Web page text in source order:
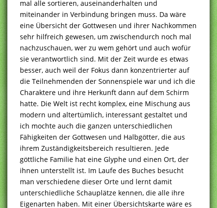
mal alle sortieren, auseinanderhalten und
miteinander in Verbindung bringen muss. Da wäre
eine Übersicht der Gottwesen und ihrer Nachkommen
sehr hilfreich gewesen, um zwischendurch noch mal
nachzuschauen, wer zu wem gehört und auch wofür
sie verantwortlich sind. Mit der Zeit wurde es etwas
besser, auch weil der Fokus dann konzentrierter auf
die Teilnehmenden der Sonnenspiele war und ich die
Charaktere und ihre Herkunft dann auf dem Schirm
hatte. Die Welt ist recht komplex, eine Mischung aus
modern und altertümlich, interessant gestaltet und
ich mochte auch die ganzen unterschiedlichen
Fähigkeiten der Gottwesen und Halbgötter, die aus
ihrem Zuständigkeitsbereich resultieren. Jede
göttliche Familie hat eine Glyphe und einen Ort, der
ihnen unterstellt ist. Im Laufe des Buches besucht
man verschiedene dieser Orte und lernt damit
unterschiedliche Schauplätze kennen, die alle ihre
Eigenarten haben. Mit einer Übersichtskarte wäre es